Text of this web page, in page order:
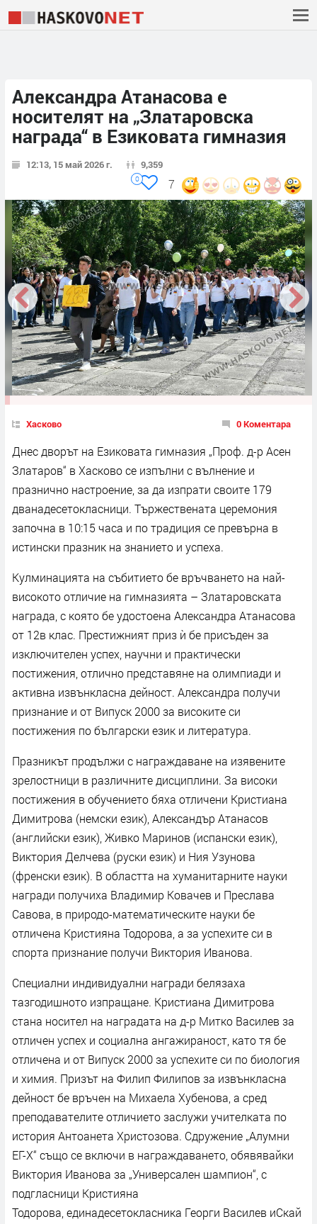
Александра Атанасова е
носителят на „Златаровска
награда“ в Езиковата гимназия
12:13, 15 май 2026 г. 9,359
7
0
Хасково 0 Коментара
Днес дворът на Езиковата гимназия „Проф. д-р Асен
Златаров“ в Хасково се изпълни с вълнение и
празнично настроение, за да изпрати своите 179
дванадесетокласници. Тържествената церемония
започна в 10:15 часа и по традиция се превърна в
истински празник на знанието и успеха.
Кулминацията на събитието бе връчването на най-
високото отличие на гимназията – Златаровската
награда, с която бе удостоена Александра Атанасова
от 12в клас. Престижният приз ѝ бе присъден за
изключителен успех, научни и практически
постижения, отлично представяне на олимпиади и
активна извънкласна дейност. Александра получи
признание и от Випуск 2000 за високите си
постижения по български език и литература.
Празникът продължи с награждаване на изявените
зрелостници в различните дисциплини. За високи
постижения в обучението бяха отличени Кристиана
Димитрова (немски език), Александър Атанасов
(английски език), Живко Маринов (испански език),
Виктория Делчева (руски език) и Ния Узунова
(френски език). В областта на хуманитарните науки
награди получиха Владимир Ковачев и Преслава
Савова, в природо-математическите науки бе
отличена Кристияна Тодорова, а за успехите си в
спорта признание получи Виктория Иванова.
Специални индивидуални награди белязаха
тазгодишното изпращане. Кристиана Димитрова
стана носител на наградата на д-р Митко Василев за
отличен успех и социална ангажираност, като тя бе
отличена и от Випуск 2000 за успехите си по биология
и химия. Призът на Филип Филипов за извънкласна
дейност бе връчен на Михаела Хубенова, а сред
преподавателите отличието заслужи учителката по
история Антоанета Христозова. Сдружение „Алумни
ЕГ-Х“ също се включи в награждаването, обявявайки
Виктория Иванова за „Универсален шампион“, с
подгласници Кристияна
Тодорова, единадесетокласника Георги Василев иСкай